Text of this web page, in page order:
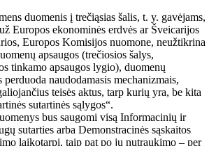
duomenis į trečiąsias šalis, t. y. gavėjams,
Europos ekonominės erdvės ar Šveicarijos
Europos Komisijos nuomone, neužtikrina
apsaugos (trečiosios šalys,
tinkamo apsaugos lygio), duomenų
naudodamasis mechanizmais,
teisės aktus, tarp kurių yra, be kita
sutartinės sąlygos“.
bus saugomi visą Informacinių ir
sutarties arba Demonstracinės sąskaitos
laikotarpį, taip pat po jų nutraukimo – per